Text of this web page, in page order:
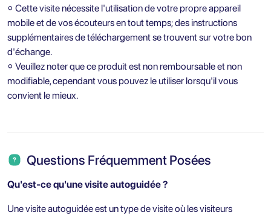
⚬ Cette visite nécessite l'utilisation de votre propre appareil
mobile et de vos écouteurs en tout temps; des instructions
supplémentaires de téléchargement se trouvent sur votre bon
d'échange.
⚬ Veuillez noter que ce produit est non remboursable et non
modifiable, cependant vous pouvez le utiliser lorsqu'il vous
convient le mieux.
Questions Fréquemment Posées
Qu'est-ce qu'une visite autoguidée ?
Une visite autoguidée est un type de visite où les visiteurs